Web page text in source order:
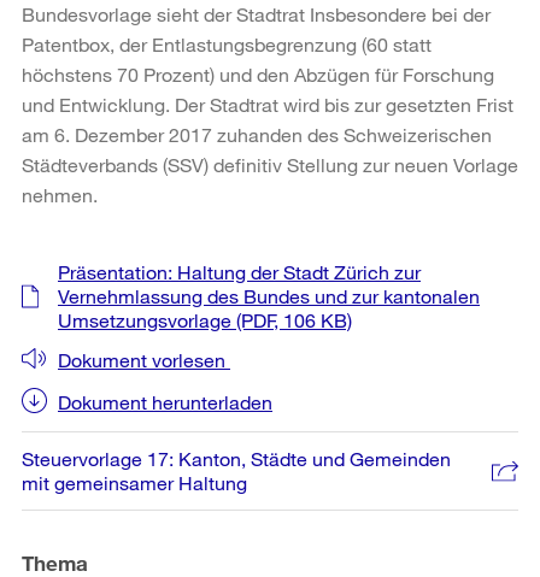
Bundesvorlage sieht der Stadtrat Insbesondere bei der
Patentbox, der Entlastungsbegrenzung (60 statt
höchstens 70 Prozent) und den Abzügen für Forschung
und Entwicklung. Der Stadtrat wird bis zur gesetzten Frist
am 6. Dezember 2017 zuhanden des Schweizerischen
Städteverbands (SSV) definitiv Stellung zur neuen Vorlage
nehmen.
Weitere
Informationen
Präsentation: Haltung der Stadt Zürich zur
Vernehmlassung des Bundes und zur kantonalen
Umsetzungsvorlage (PDF, 106 KB)
Dokument vorlesen
Dokument herunterladen
Steuervorlage 17: Kanton, Städte und Gemeinden
mit gemeinsamer Haltung
Thema